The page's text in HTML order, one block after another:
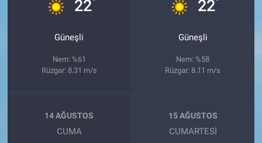
22
Güneşli
Nem: %61
Rüzgar: 8.31 m/s
22
Güneşli
Nem: %58
Rüzgar: 8.11 m/s
14 AĞUSTOS
CUMA
15 AĞUSTOS
CUMARTESI